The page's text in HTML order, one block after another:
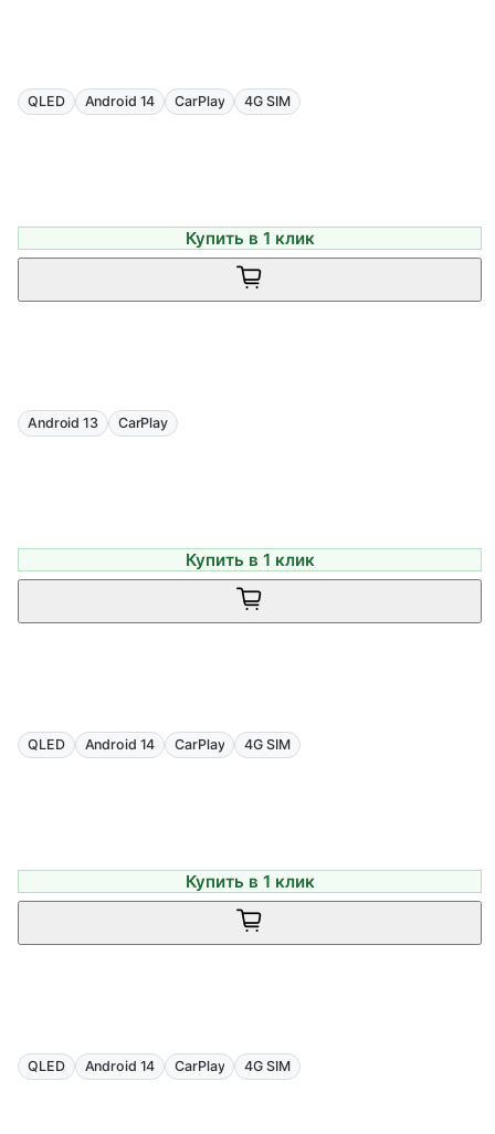
QLED Android 14 CarPlay 4G SIM
Купить в 1 клик
Android 13 CarPlay
Купить в 1 клик
QLED Android 14 CarPlay 4G SIM
Купить в 1 клик
QLED Android 14 CarPlay 4G SIM